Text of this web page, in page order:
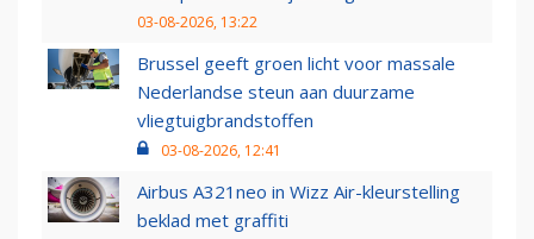
03-08-2026, 13:22
Brussel geeft groen licht voor massale
Nederlandse steun aan duurzame
vliegtuigbrandstoffen
03-08-2026, 12:41
Airbus A321neo in Wizz Air-kleurstelling
beklad met graffiti